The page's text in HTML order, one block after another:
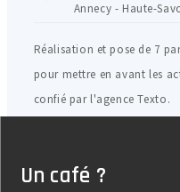
Annecy - Haute-
Réalisation et pose de 7
pour mettre en avant les
confié par l'agence Texto.
Un café ?